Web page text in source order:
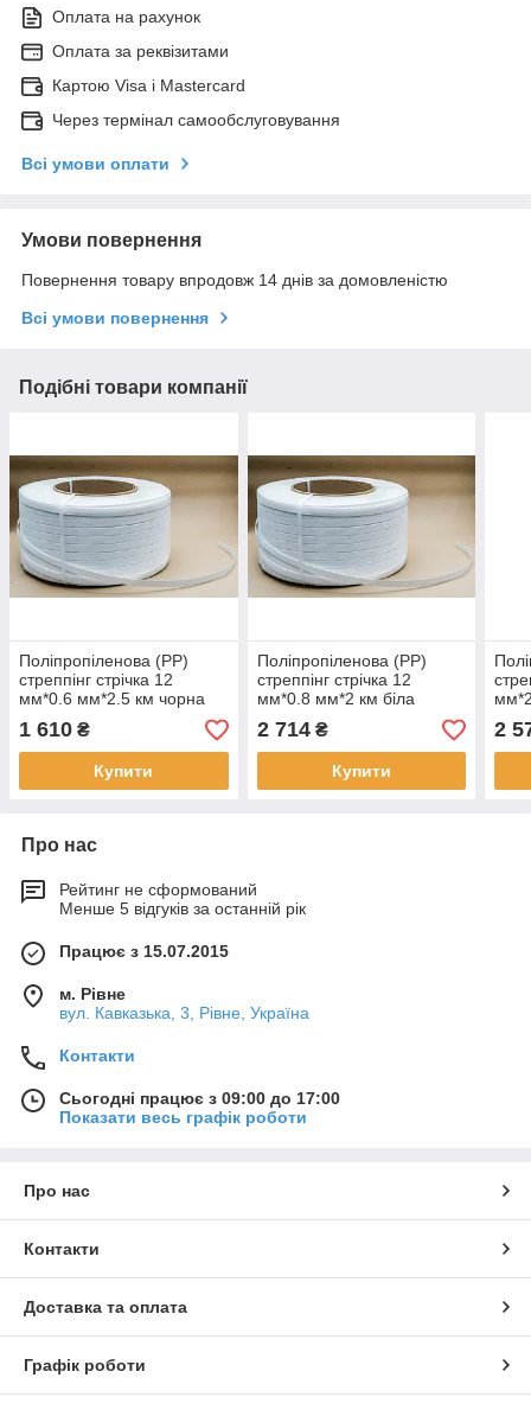
Оплата на рахунок
Оплата за реквізитами
Картою Visa і Mastercard
Через термінал самообслуговування
Всі умови оплати
Умови повернення
Повернення товару впродовж 14 днів за домовленістю
Всі умови повернення
Подібні товари компанії
Поліпропіленова (РР)
стреппінг стрічка 12
мм*0.6 мм*2.5 км чорна
(ширина*довжина)
1 610 ₴
Купити
Поліпропіленова (РР)
стреппінг стрічка 12
мм*0.8 мм*2 км біла
(ширина*довжина)
2 714₴
Купити
2
Про нас
Рейтинг не сформований
Менше 5 відгуків за останній рік
Працює з 15.07.2015
м. Рівне
вул. Кавказька, 3, Рівне, Україна
Контакти
Сьогодні працює з 09:00 до 17:00
Показати весь графік роботи
Про нас
Контакти
Доставка та оплата
Графік роботи